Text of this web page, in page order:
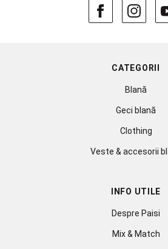
CATEGORII
Blană
Geci blană
Clothing
Veste & accesorii
INFO UTILE
Despre Paisi
Mix & Match